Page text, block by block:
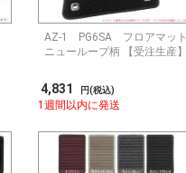
AZ-1 PG6SA フロアマット
ニューループ柄 【受注生産】
4,831 円(税込)
1週間以内に発送